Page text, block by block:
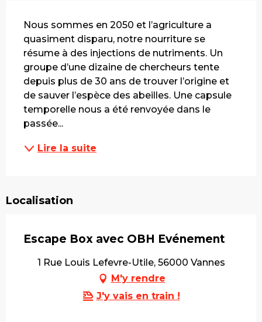
Nous sommes en 2050 et l’agriculture a
quasiment disparu, notre nourriture se
résume à des injections de nutriments. Un
groupe d’une dizaine de chercheurs tente
depuis plus de 30 ans de trouver l’origine et
de sauver l’espèce des abeilles. Une capsule
temporelle nous a été renvoyée dans le
passée...
Lire la suite
Localisation
Escape Box avec OBH Evénement
1 Rue Louis Lefevre-Utile, 56000 Vannes
M'y rendre
J'y vais en train !